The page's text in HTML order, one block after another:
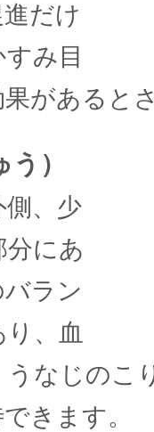
だけ
み目
があると
）
側、少
分にあ
ラン
、血
なじのこ
きます。